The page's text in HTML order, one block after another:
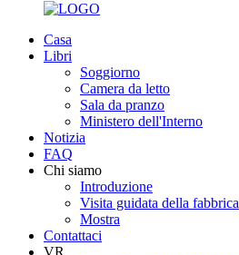
Casa
Libri
Soggiorno
Camera da letto
Sala da pranzo
Ministero dell'Interno
Notizia
FAQ
Chi siamo
Introduzione
Visita guidata della fabbrica
Mostra
Contattaci
VR